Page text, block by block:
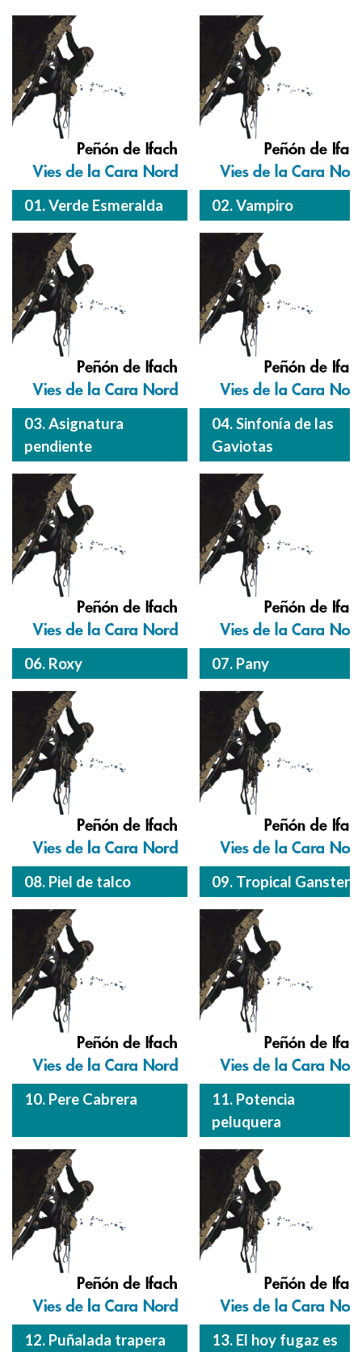
01. Verde Esmeralda 02. Vampiro
03. Asignatura
pendiente
04. Sinfonía de las
Gaviotas
06. Roxy 07. Pany
08. Piel de talco 09. Tropical Ganster
10. Pere Cabrera
11. Potencia
peluquera
12. Puñalada trapera
13. El hoy fugaz es